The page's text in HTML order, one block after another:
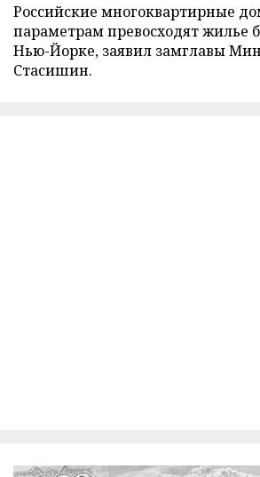
Российские многоквартирные
параметрам превосходят жилье
Нью-Йорке, заявил замглавы
Стасишин.